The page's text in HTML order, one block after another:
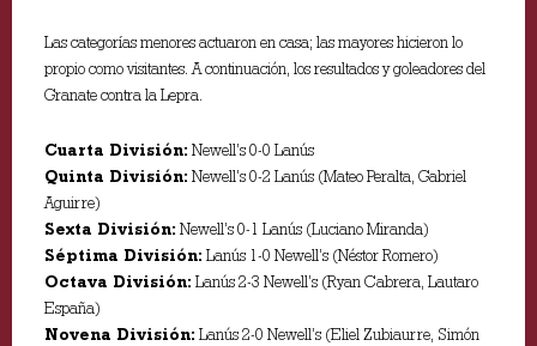
Las categorías menores actuaron en casa; las mayores hicieron lo
propio como visitantes. A continuación, los resultados y goleadores del
Granate contra la Lepra.
Cuarta División: Newell’s 0-0 Lanús
Quinta División: Newell’s 0-2 Lanús (Mateo Peralta, Gabriel
Aguirre)
Sexta División: Newell’s 0-1 Lanús (Luciano Miranda)
Séptima División: Lanús 1-0 Newell’s (Néstor Romero)
Octava División: Lanús 2-3 Newell’s (Ryan Cabrera, Lautaro
España)
Novena División: Lanús 2-0 Newell’s (Eliel Zubiaurre, Simón